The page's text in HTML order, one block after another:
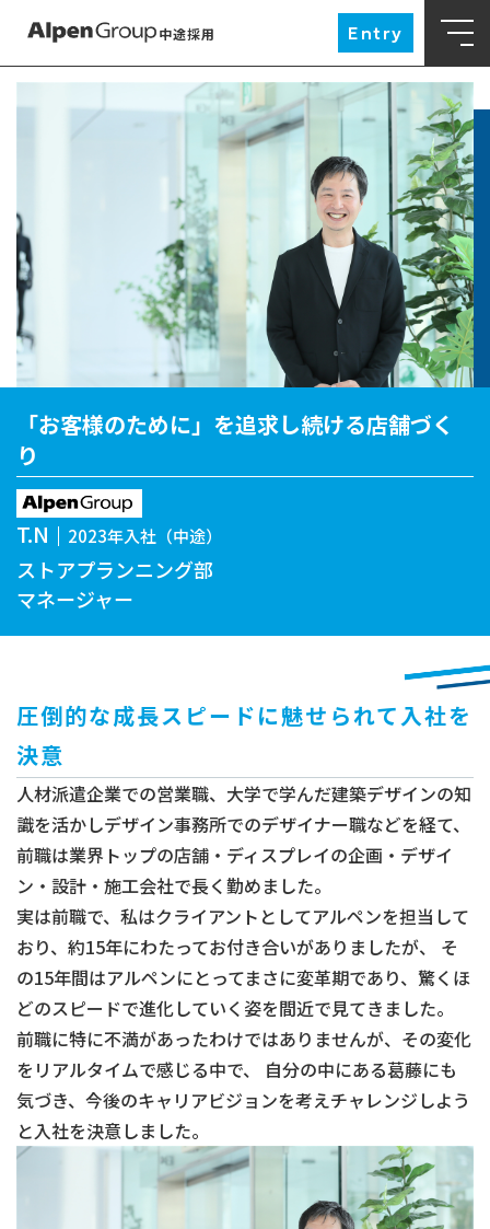
中途採用 Entry
「お客様のために」を追求し続ける店舗づく
り
T.N 2023年入社（中途）
ストアプランニング部
マネージャー
圧倒的な成長スピードに魅せられて入社を
決意
人材派遣企業での営業職、大学で学んだ建築デザインの知
識を活かしデザイン事務所でのデザイナー職などを経て、
前職は業界トップの店舗・ディスプレイの企画・デザイ
ン・設計・施工会社で長く勤めました。
実は前職で、私はクライアントとしてアルペンを担当して
おり、約15年にわたってお付き合いがありましたが、 そ
の15年間はアルペンにとってまさに変革期であり、驚くほ
どのスピードで進化していく姿を間近で見てきました。
前職に特に不満があったわけではありませんが、その変化
をリアルタイムで感じる中で、 自分の中にある葛藤にも
気づき、今後のキャリアビジョンを考えチャレンジしよう
と入社を決意しました。